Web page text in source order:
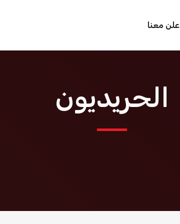
اعلن معنا
الحريديون